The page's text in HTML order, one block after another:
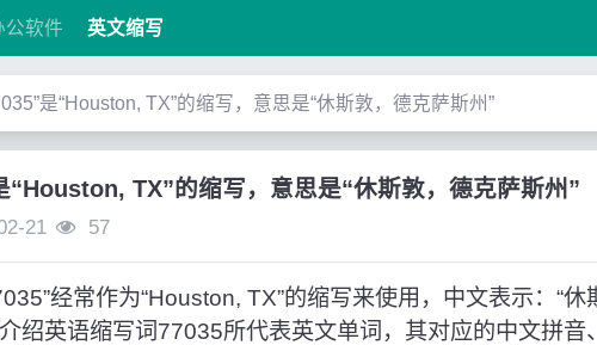
公软件 英文缩写
是“Houston, TX”的缩写，意思是“休斯敦，德克萨斯州”
“Houston, TX”的缩写，意思是“休斯敦，德克萨斯州”
21 57
经常作为“Houston, TX”的缩写来使用，中文表示：“休
绍英语缩写词77035所代表英文单词，其对应的中文拼音